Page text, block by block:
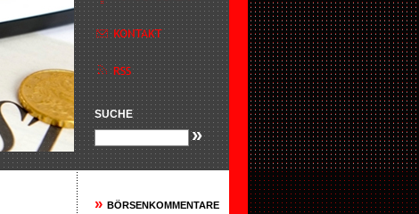
SUCHE
»
» BÖRSENKOMMENTARE